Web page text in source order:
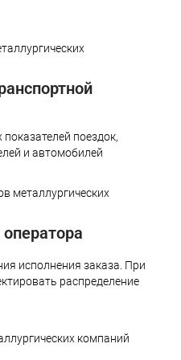
поездок,
и автомобилей
исполнения заказа. При
распределение